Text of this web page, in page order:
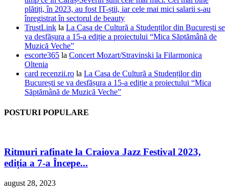
plătiți, în 2023, au fost IT-știi, iar cele mai mici salarii s-au
înregistrat în sectorul de beauty
TrustLink la La Casa de Cultură a Studenților din București se
va desfășura a 15-a ediție a proiectului “Mica Săptămână de
Muzică Veche”
escorte365 la Concert Mozart/Stravinski la Filarmonica
Oltenia
card recenzii.ro la La Casa de Cultură a Studenților din
București se va desfășura a 15-a ediție a proiectului “Mica
Săptămână de Muzică Veche”
POSTURI POPULARE
Ritmuri rafinate la Craiova Jazz Festival 2023,
ediția a 7-a Începe...
august 28, 2023